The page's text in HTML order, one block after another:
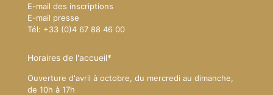
E-mail des inscriptions
E-mail presse
Tél: +33 (0)4 67 88 46 00
Horaires de l'accueil*
Ouverture d'avril à octobre, du mercredi au dimanche,
de 10h à 17h